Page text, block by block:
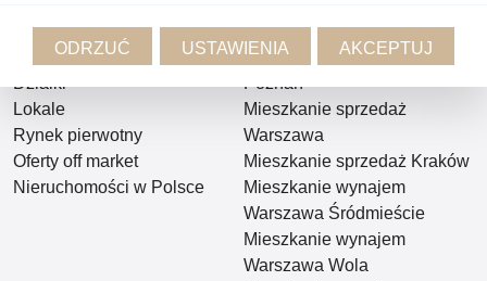
Mieszkania
Domy
Działki
Lokale
Rynek pierwotny
Oferty off market
Nieruchomości w Polsce
Warszawa
Kraków
Poznań
Mieszkanie sprzedaż
Warszawa
Mieszkanie sprzedaż Kraków
Mieszkanie wynajem
Warszawa Śródmieście
Mieszkanie wynajem
Warszawa Wola
ODRZUĆ USTAWIENIA AKCEPTUJ